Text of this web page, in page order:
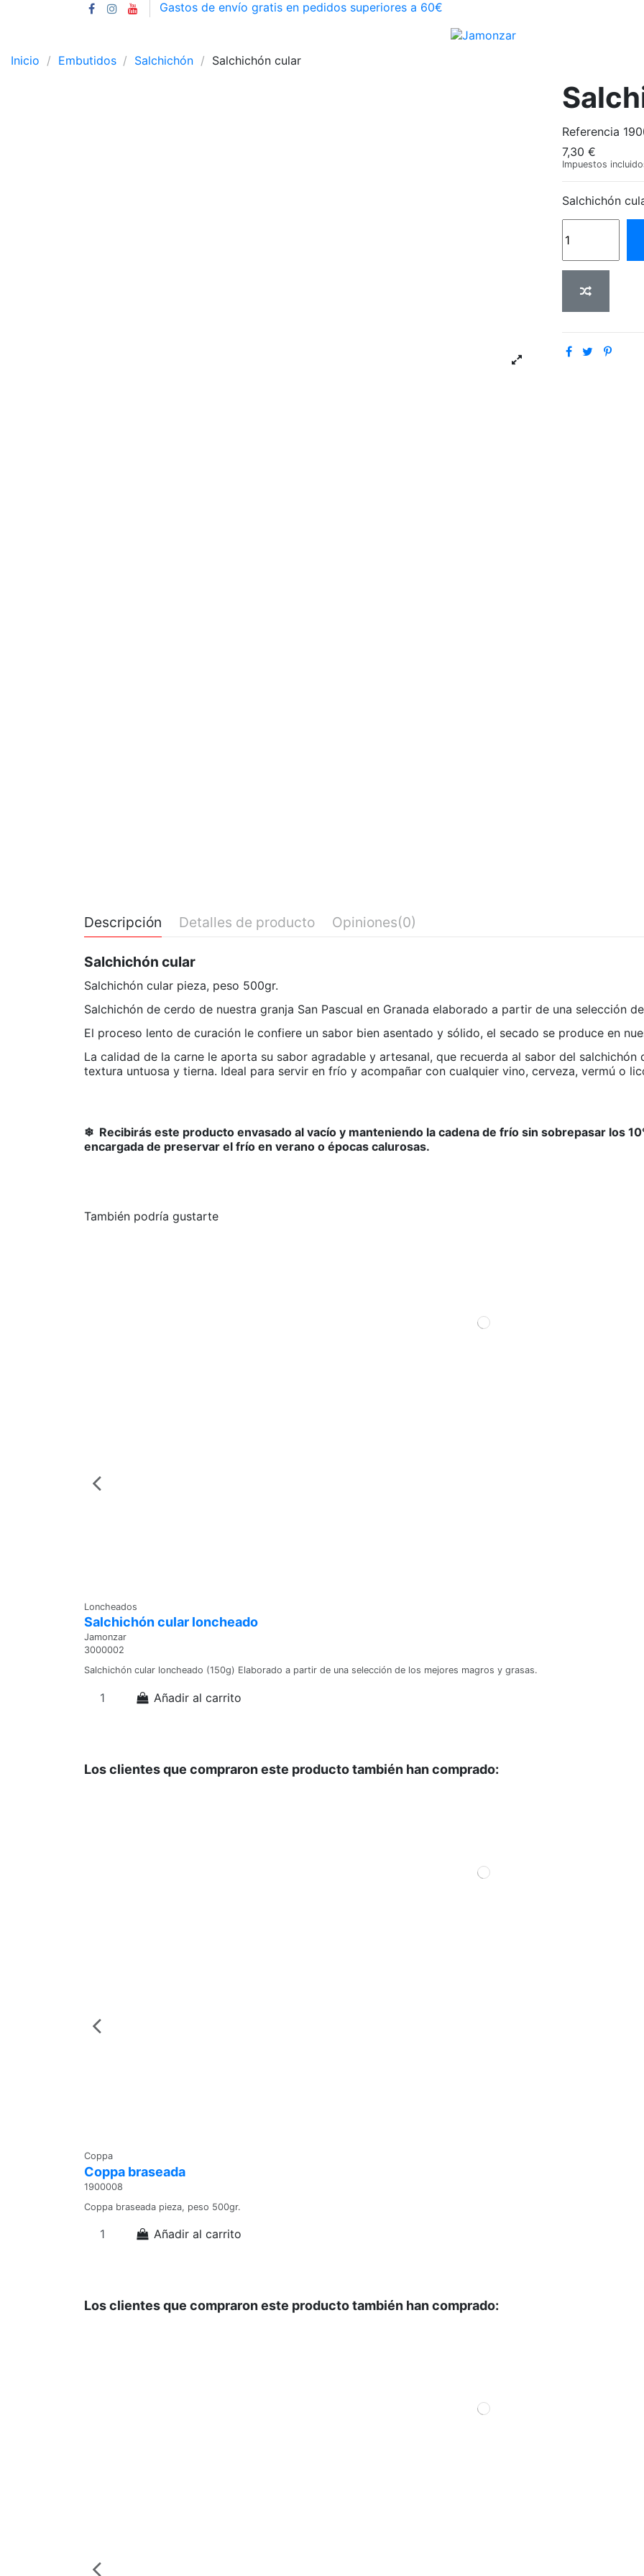
Gastos de envío gratis en pedidos superiores a 60€
Inicio
Embutidos Salchichón Salchichón cular
Referencia
7,30 €
Impuestos
Salchichón
Descripción Detalles de producto Opiniones(0)
Salchichón cular
Salchichón cular pieza, peso 500gr.
Salchichón de cerdo de nuestra granja San Pascual en Granada elaborado a partir de una selección
El proceso lento de curación le confiere un sabor bien asentado y sólido, el secado se produce en
La calidad de la carne le aporta su sabor agradable y artesanal, que recuerda al sabor del salchichón
textura untuosa y tierna. Ideal para servir en frío y acompañar con cualquier vino, cerveza, vermú o
❄︎ Recibirás este producto envasado al vacío y manteniendo la cadena de frío sin sobrepasar los
encargada de preservar el frío en verano o épocas calurosas.
También podría gustarte
Loncheados
Salchichón cular loncheado
Jamonzar
3000002
Salchichón cular loncheado (150g) Elaborado a partir de una selección de los mejores magros y grasas.
Añadir al carrito
Los clientes que compraron este producto también han comprado:
Coppa
Coppa braseada
1900008
Coppa braseada pieza, peso 500gr.
Añadir al carrito
Los clientes que compraron este producto también han comprado: